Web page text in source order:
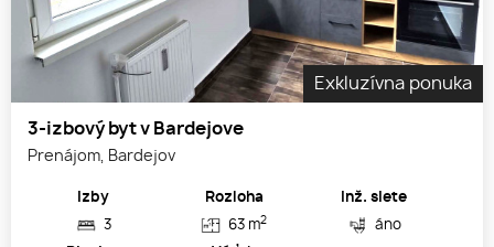
Exkluzívna ponuka
3-izbový byt v Bardejove
Prenájom, Bardejov
Izby
3
Rozloha
63 m2
Inž. siete
áno